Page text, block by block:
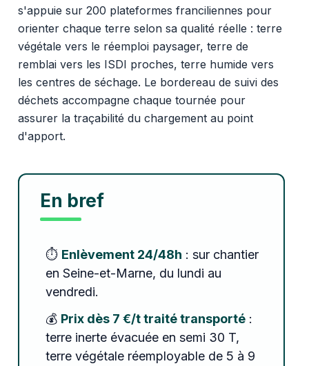
s'appuie sur 200 plateformes franciliennes pour
orienter chaque terre selon sa qualité réelle : terre
végétale vers le réemploi paysager, terre de
remblai vers les ISDI proches, terre humide vers
les centres de séchage. Le bordereau de suivi des
déchets accompagne chaque tournée pour
assurer la traçabilité du chargement au point
d'apport.
En bref
⏱️ Enlèvement 24/48h : sur chantier
en Seine-et-Marne, du lundi au
vendredi.
💰 Prix dès 7 €/t traité transporté:
terre inerte évacuée en semi 30 T,
terre végétale réemployable de 5 à 9